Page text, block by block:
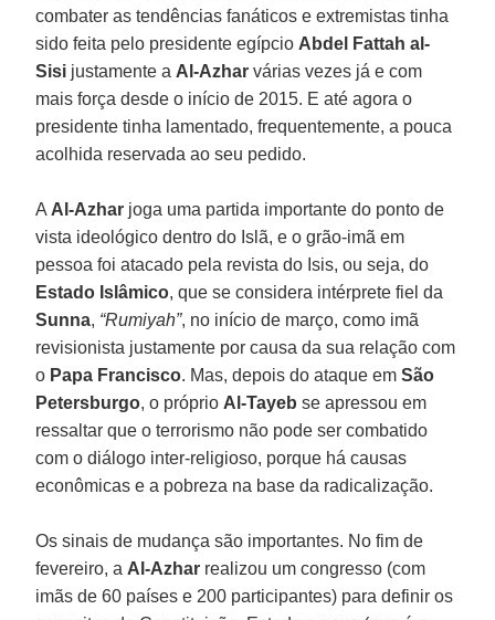
combater as tendências fanáticos e extremistas tinha
sido feita pelo presidente egípcio Abdel Fattah al-
Sisi justamente a Al-Azhar várias vezes já e com
mais força desde o início de 2015. E até agora o
presidente tinha lamentado, frequentemente, a pouca
acolhida reservada ao seu pedido.
A Al-Azhar joga uma partida importante do ponto de
vista ideológico dentro do Islã, e o grão-imã em
pessoa foi atacado pela revista do Isis, ou seja, do
Estado Islâmico, que se considera intérprete fiel da
Sunna, “Rumiyah”, no início de março, como imã
revisionista justamente por causa da sua relação com
o Papa Francisco. Mas, depois do ataque emSão
Petersburgo, o próprio Al-Tayeb se apressou em
ressaltar que o terrorismo não pode ser combatido
com o diálogo inter-religioso, porque há causas
econômicas e a pobreza na base da radicalização.
Os sinais de mudança são importantes. No fim de
fevereiro, a Al-Azhar realizou um congresso (com
imãs de 60 países e 200 participantes) para definir os